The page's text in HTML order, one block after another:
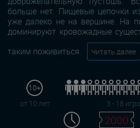
больше нет. Пищевые цепочки
уже далеко не на вершине. На
доминируют кровожадные
таким поживиться.
Читать далее
10+
от 10 лет
3 - 18
2000